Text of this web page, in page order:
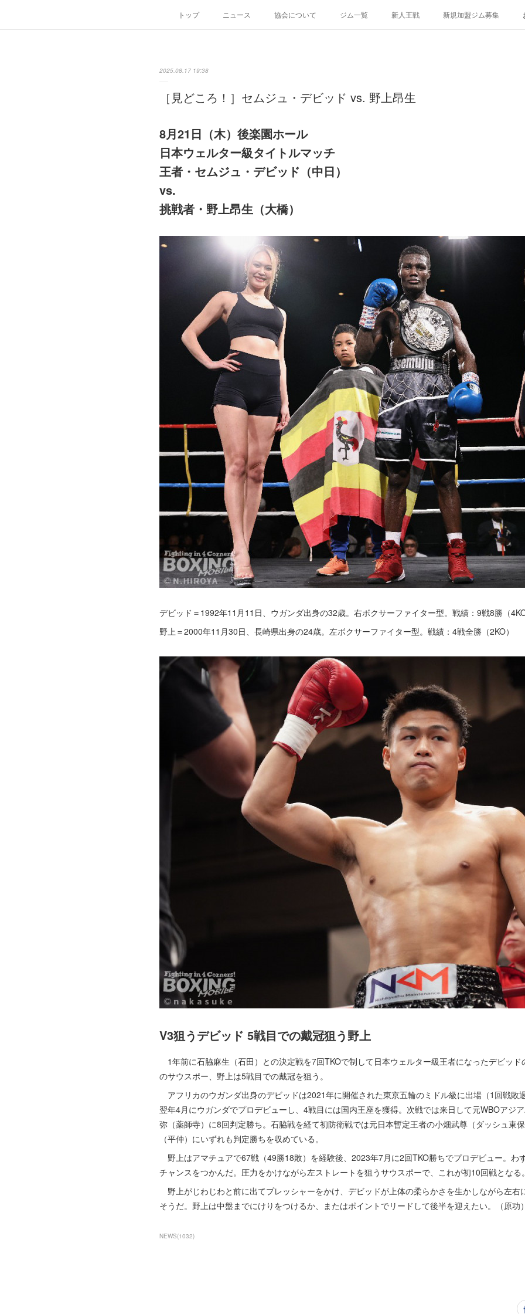
トップ ニュース 協会について ジム一覧 新人王戦 新規加盟ジム募集
2025.08.17 19:38
［見どころ！］セムジュ・デビッド vs. 野上昂生
8月21日（木）後楽園ホール
日本ウェルター級タイトルマッチ
王者・セムジュ・デビッド（中日）
vs.
挑戦者・野上昂生（大橋）
デビッド＝1992年11月11日、ウガンダ出身の32歳。右ボクサーファイター型。戦績：9戦8勝（
野上＝2000年11月30日、長崎県出身の24歳。左ボクサーファイター型。戦績：4戦全勝（2KO）
V3狙うデビッド 5戦目での戴冠狙う野上
1年前に石脇麻生（石田）との決定戦を7回TKOで制して日本ウェルター級王者になったデビッド
のサウスポー、野上は5戦目での戴冠を狙う。
アフリカのウガンダ出身のデビッドは2021年に開催された東京五輪のミドル級に出場（1回戦敗
翌年4月にウガンダでプロデビューし、4戦目には国内王座を獲得。次戦では来日して元WBOアジ
弥（薬師寺）に8回判定勝ち。石脇戦を経て初防衛戦では元日本暫定王者の小畑武尊（ダッシュ東
（平仲）にいずれも判定勝ちを収めている。
野上はアマチュアで67戦（49勝18敗）を経験後、2023年7月に2回TKO勝ちでプロデビュー。わ
チャンスをつかんだ。圧力をかけながら左ストレートを狙うサウスポーで、これが初10回戦となる
野上がじわじわと前に出てプレッシャーをかけ、デビッドが上体の柔らかさを生かしながら左右
そうだ。野上は中盤までにけりをつけるか、またはポイントでリードして後半を迎えたい。（原功
NEWS(1032)